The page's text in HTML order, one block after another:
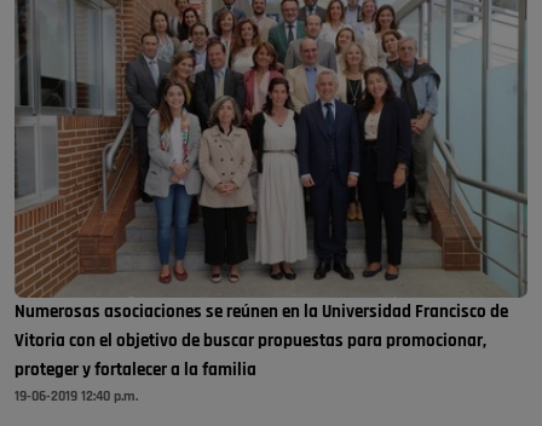
Numerosas asociaciones se reúnen en la Universidad Francisco de
Vitoria con el objetivo de buscar propuestas para promocionar,
proteger y fortalecer a la familia
19-06-2019 12:40 p.m.